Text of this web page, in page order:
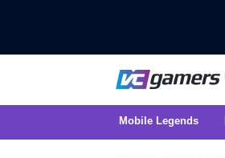
Mobile Legends